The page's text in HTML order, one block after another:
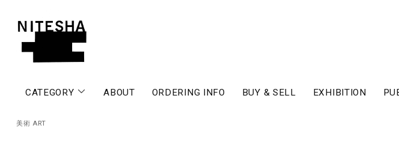
CATEGORY ABOUT ORDERING INFO BUY & SELL EXHIBITION
美術 ART